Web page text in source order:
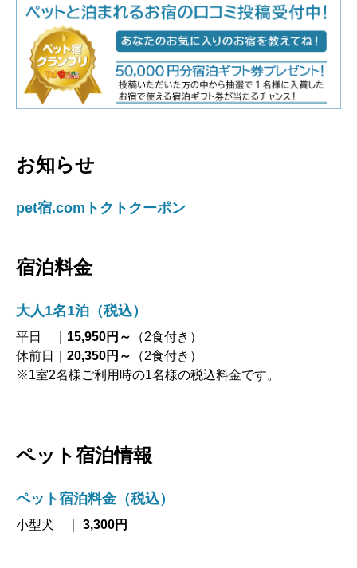
お知らせ
pet宿.comトクトクーポン
宿泊料金
大人1名1泊（税込）
平日 ｜ 15,950円～
（2食付き）
休前日｜ 20,350円～
（2食付き）
※1室2名様ご利用時の1名様の税込料金です。
ペット宿泊情報
ペット宿泊料金（税込）
小型犬 ｜ 3,300円